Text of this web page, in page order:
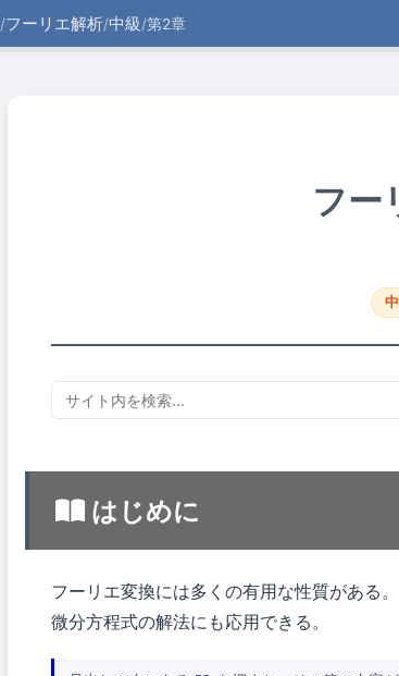
/フーリエ解析/中級/第2章
フー
はじめに
フーリエ変換には多くの有用な性質がある
微分方程式の解法にも応用できる。